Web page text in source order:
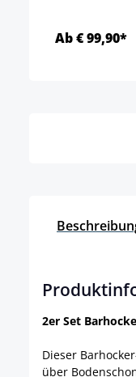
Ab € 99,90*
2er Set
Dieser
über